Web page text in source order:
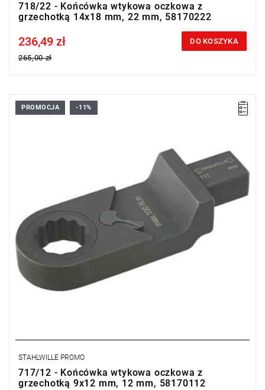
718/22 - Końcówka wtykowa oczkowa z
grzechotką 14x18 mm, 22 mm, 58170222
Price tax included
236,49 zł
265,00 zł
DO KOSZYKA
PROMOCJA -11%
STAHLWILLE PROMO
717/12 - Końcówka wtykowa oczkowa z
grzechotką 9x12 mm, 12 mm, 58170112